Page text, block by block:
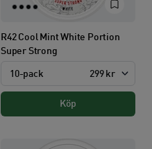
R42 Cool Mint White Portion
Super Strong
10-pack 299 kr
Köp